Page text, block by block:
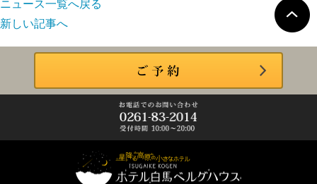
ニュース一覧へ戻る
新しい記事へ